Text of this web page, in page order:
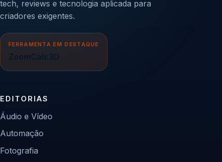
tech, reviews e tecnologia aplicada para
criadores exigentes.
FERRAMENTA EM DESTAQUE
ZoomCalc3D
EDITORIAS
Áudio e Vídeo
Automação
Fotografia